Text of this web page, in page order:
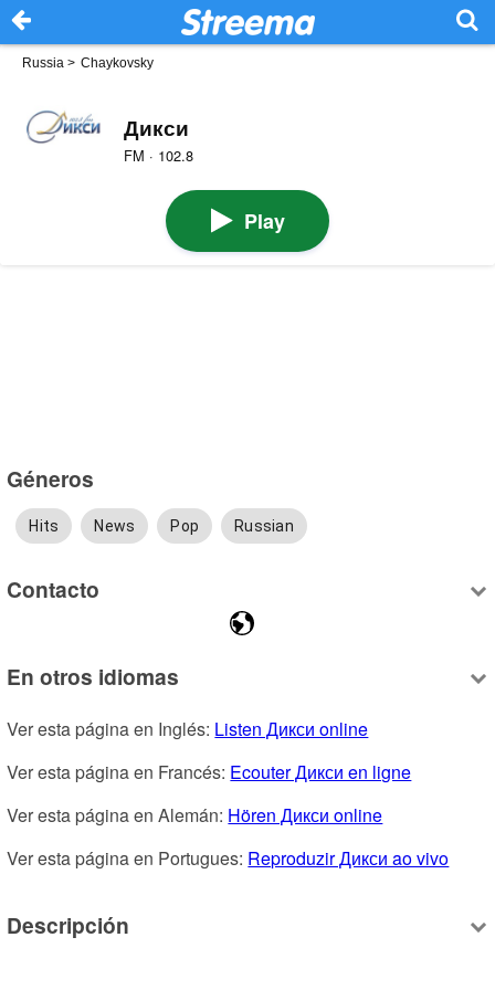
Russia > Chaykovsky
Дикси
FM · 102.8
Play
Géneros
Hits News Pop Russian
Contacto
En otros idiomas
Ver esta página en Inglés: Listen Дикси online
Ver esta página en Francés: Ecouter Дикси en ligne
Ver esta página en Alemán: Hören Дикси online
Ver esta página en Portugues: Reproduzir Дикси ao vivo
Descripción